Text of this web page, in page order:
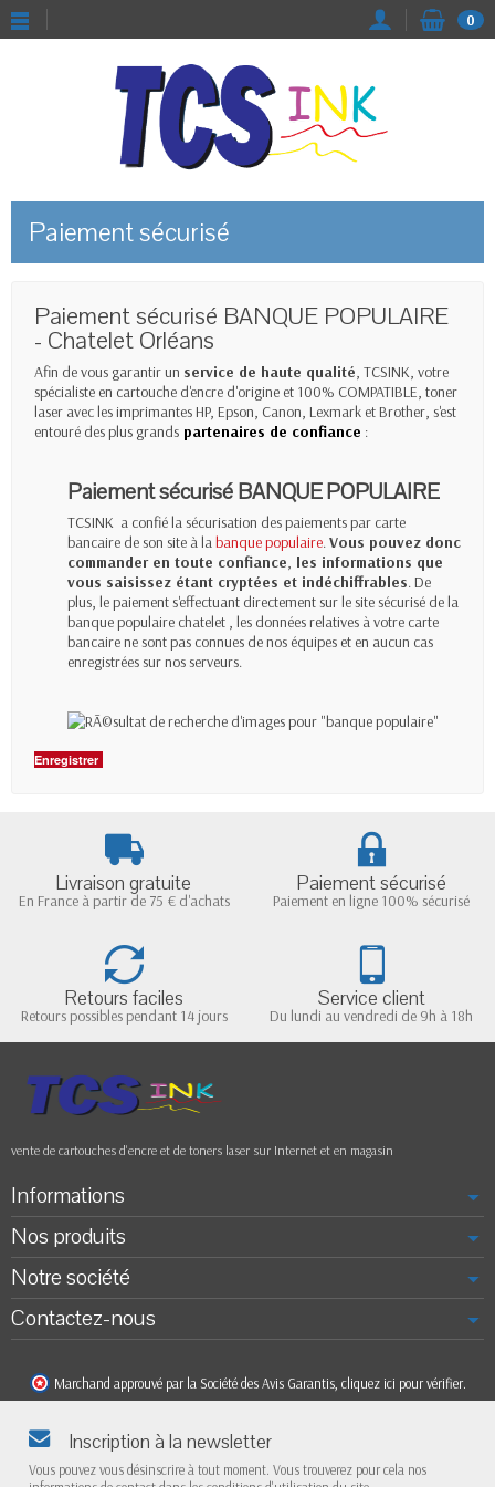
0
Paiement sécurisé
Paiement sécurisé BANQUE POPULAIRE
- Chatelet Orléans
Afin de vous garantir un service de haute qualité, TCSINK, votre
spécialiste en cartouche d'encre d'origine et 100% COMPATIBLE, toner
laser avec les imprimantes HP, Epson, Canon, Lexmark et Brother, s'est
entouré des plus grands partenaires de confiance :
Paiement sécurisé BANQUE POPULAIRE
TCSINK a confié la sécurisation des paiements par carte
bancaire de son site à labanque populaire.Vous pouvez donc
commander en toute confiance, les informations que
vous saisissez étant cryptées et indéchiffrables. De
plus, le paiement s'effectuant directement sur le site sécurisé de la
banque populaire chatelet , les données relatives à votre carte
bancaire ne sont pas connues de nos équipes et en aucun cas
enregistrées sur nos serveurs.
Enregistrer
Livraison gratuite
En France à partir de 75 € d'achats
Paiement sécurisé
Paiement en ligne 100% sécurisé
Retours faciles
Retours possibles pendant 14 jours
Service client
Du lundi au vendredi de 9h à 18h
vente de cartouches d'encre et de toners laser sur Internet et en magasin
Informations
Nos produits
Notre société
Contactez-nous
Marchand approuvé par la Société des Avis Garantis, cliquez ici pour vérifier.
Inscription à la newsletter
Vous pouvez vous désinscrire à tout moment. Vous trouverez pour cela nos